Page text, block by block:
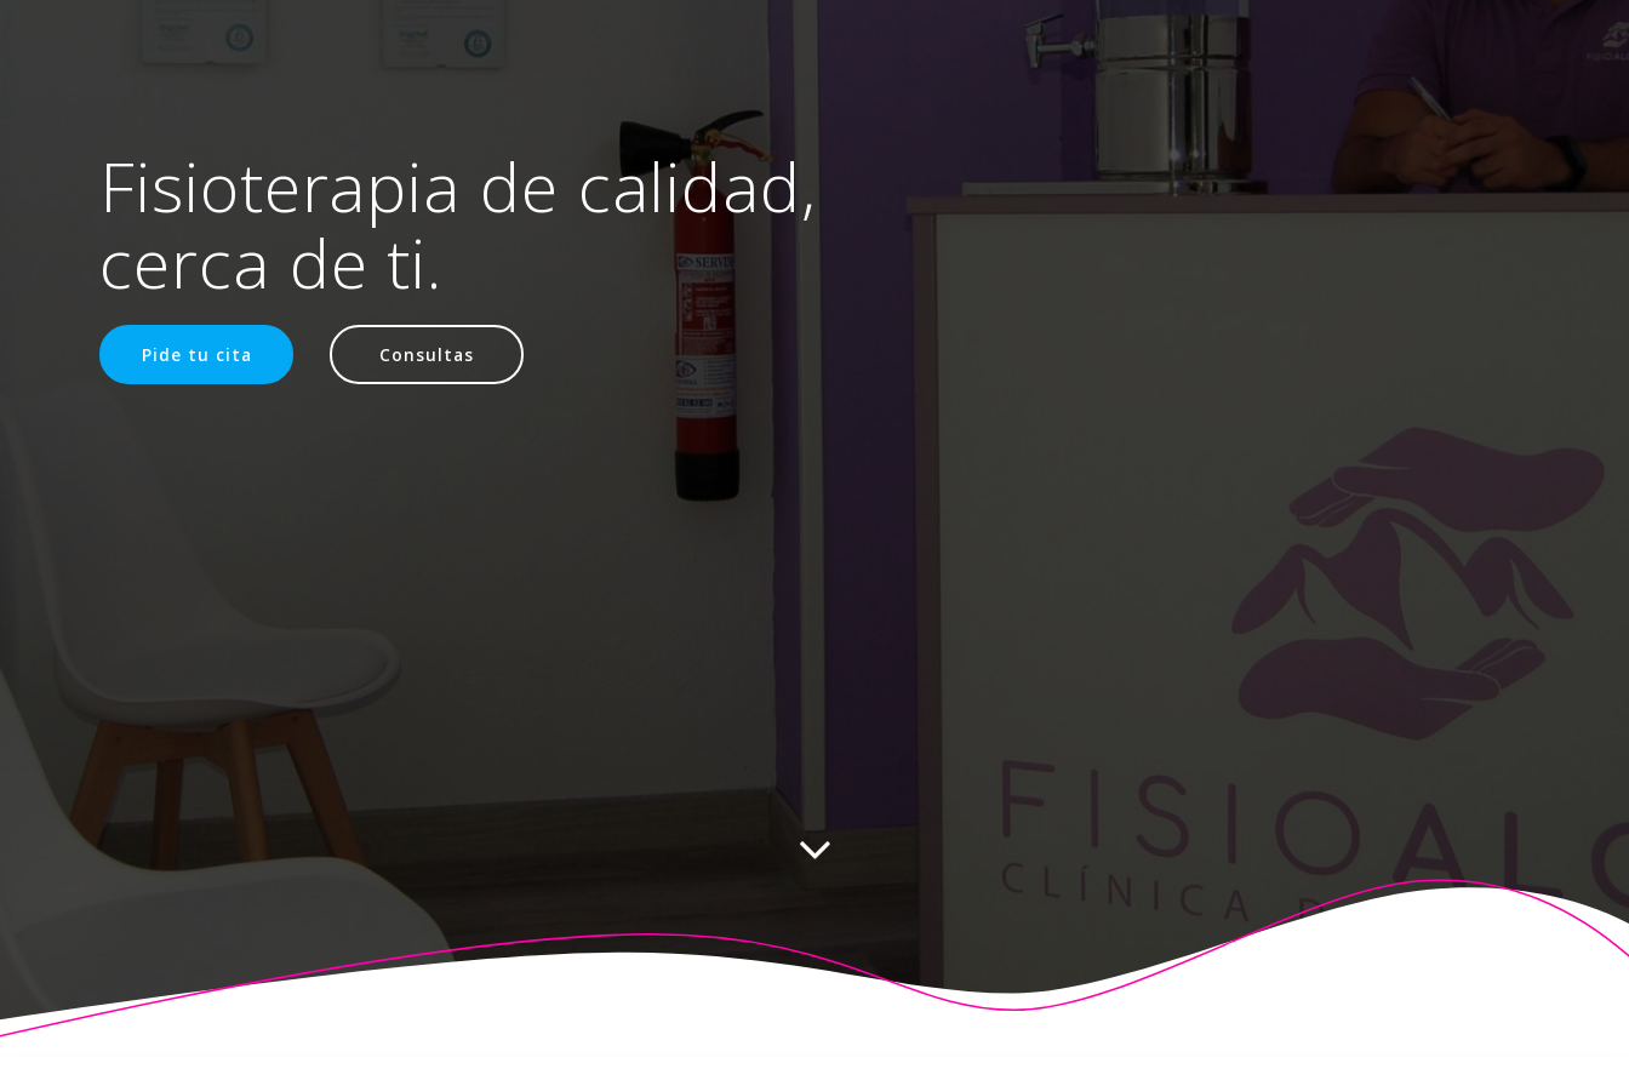
Fisioterapia de calidad,
cerca de ti.
Pide tu cita Consultas
© 2026 Fisioalcón. Construido utilizando WordPress y elHighlight Theme